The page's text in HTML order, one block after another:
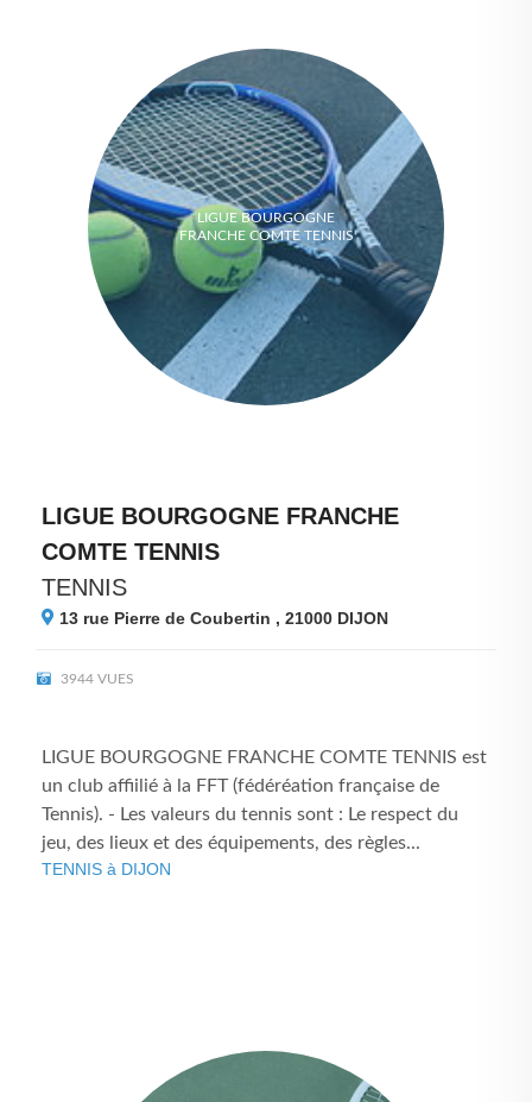
LIGUE BOURGOGNE
FRANCHE COMTE TENNIS
LIGUE BOURGOGNE FRANCHE
COMTE TENNIS
TENNIS
13 rue Pierre de Coubertin , 21000 DIJON
3944 VUES
LIGUE BOURGOGNE FRANCHE COMTE TENNIS est
un club affiilié à la FFT (fédéréation française de
Tennis). - Les valeurs du tennis sont : Le respect du
jeu, des lieux et des équipements, des règles...
TENNIS à DIJON